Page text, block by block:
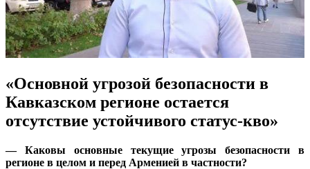
«Основной угрозой безопасности в
Кавказском регионе остается
отсутствие устойчивого статус-кво»
— Каковы основные текущие угрозы безопасности в
регионе в целом и перед Арменией в частности?